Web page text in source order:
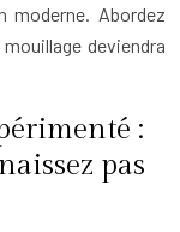
moderne. Abordez
deviendra
:
pas